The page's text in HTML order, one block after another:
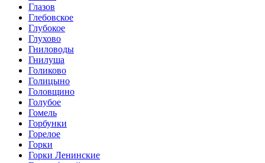
Глазов
Глебовское
Глубокое
Глухово
Гниловоды
Гнилуша
Голиково
Голицыно
Головщино
Голубое
Гомель
Горбунки
Горелое
Горки
Горки Ленинские